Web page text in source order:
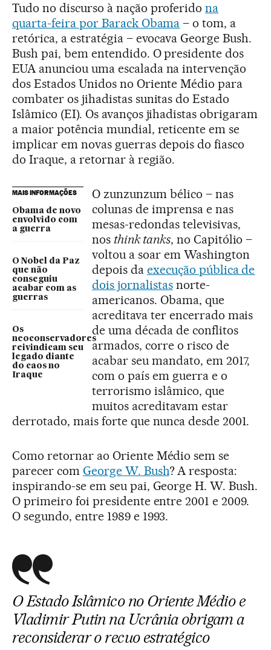
Tudo no discurso à nação proferidona
quarta-feira por Barack Obama – o tom, a
retórica, a estratégia – evocava George Bush.
Bush pai, bem entendido. O presidente dos
EUA anunciou uma escalada na intervenção
dos Estados Unidos no Oriente Médio para
combater os jihadistas sunitas do Estado
Islâmico (EI). Os avanços jihadistas obrigaram
a maior potência mundial, reticente em se
implicar em novas guerras depois do fiasco
do Iraque, a retornar à região.
MAIS INFORMAÇÕES
Obama de novo
envolvido com
a guerra
O Nobel da Paz
que não
conseguiu
acabar com as
guerras
Os
neoconservadores
reivindicam seu
legado diante
do caos no
Iraque
O zunzunzum bélico – nas
colunas de imprensa e nas
mesas-redondas televisivas,
nos think tanks, no Capitólio –
voltou a soar em Washington
depois da execução pública de
dois jornalistasnorte-
americanos. Obama, que
acreditava ter encerrado mais
de uma década de conflitos
armados, corre o risco de
acabar seu mandato, em 2017,
com o país em guerra e o
terrorismo islâmico, que
muitos acreditavam estar
derrotado, mais forte que nunca desde 2001.
Como retornar ao Oriente Médio sem se
parecer com George W. Bush? A resposta:
inspirando-se em seu pai, George H. W. Bush.
O primeiro foi presidente entre 2001 e 2009.
O segundo, entre 1989 e 1993.
O Estado Islâmico no Oriente Médio e
Vladimir Putin na Ucrânia obrigam a
reconsiderar o recuo estratégico